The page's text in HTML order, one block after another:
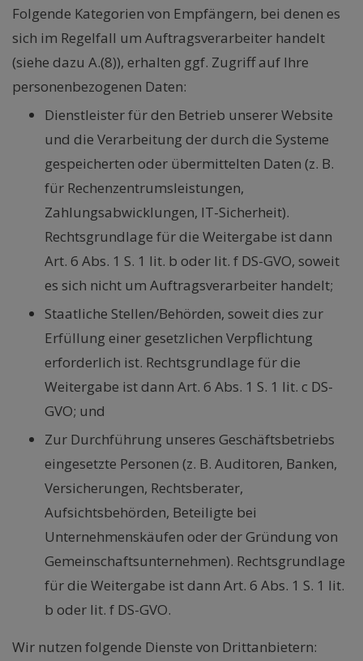
Folgende Kategorien von Empfängern, bei denen es
sich im Regelfall um Auftragsverarbeiter handelt
(siehe dazu A.(8)), erhalten ggf. Zugriff auf Ihre
personenbezogenen Daten:
Dienstleister für den Betrieb unserer Website
und die Verarbeitung der durch die Systeme
gespeicherten oder übermittelten Daten (z. B.
für Rechenzentrumsleistungen,
Zahlungsabwicklungen, IT-Sicherheit).
Rechtsgrundlage für die Weitergabe ist dann
Art. 6 Abs. 1 S. 1 lit. b oder lit. f DS-GVO, soweit
es sich nicht um Auftragsverarbeiter handelt;
Staatliche Stellen/Behörden, soweit dies zur
Erfüllung einer gesetzlichen Verpflichtung
erforderlich ist. Rechtsgrundlage für die
Weitergabe ist dann Art. 6 Abs. 1 S. 1 lit. c DS-
GVO; und
Zur Durchführung unseres Geschäftsbetriebs
eingesetzte Personen (z. B. Auditoren, Banken,
Versicherungen, Rechtsberater,
Aufsichtsbehörden, Beteiligte bei
Unternehmenskäufen oder der Gründung von
Gemeinschaftsunternehmen). Rechtsgrundlage
für die Weitergabe ist dann Art. 6 Abs. 1 S. 1 lit.
b oder lit. f DS-GVO.
Wir nutzen folgende Dienste von Drittanbietern: